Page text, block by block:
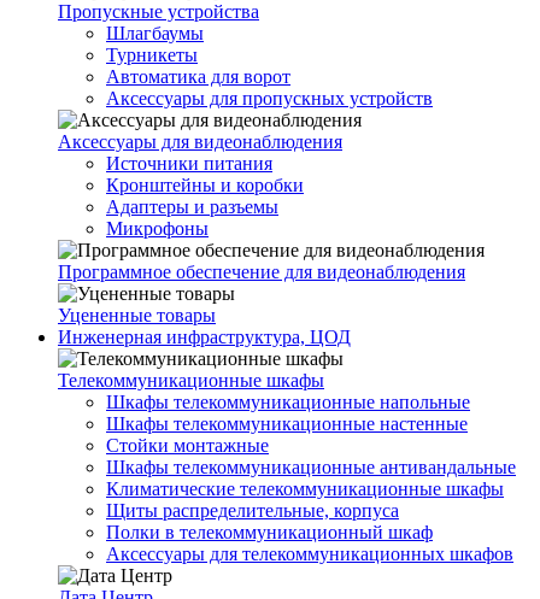
Пропускные устройства
Шлагбаумы
Турникеты
Автоматика для ворот
Аксессуары для пропускных устройств
Аксессуары для видеонаблюдения
Источники питания
Кронштейны и коробки
Адаптеры и разъемы
Микрофоны
Программное обеспечение для видеонаблюдения
Уцененные товары
Инженерная инфраструктура, ЦОД
Телекоммуникационные шкафы
Шкафы телекоммуникационные напольные
Шкафы телекоммуникационные настенные
Стойки монтажные
Шкафы телекоммуникационные антивандальные
Климатические телекоммуникационные шкафы
Щиты распределительные, корпуса
Полки в телекоммуникационный шкаф
Аксессуары для телекоммуникационных шкафов